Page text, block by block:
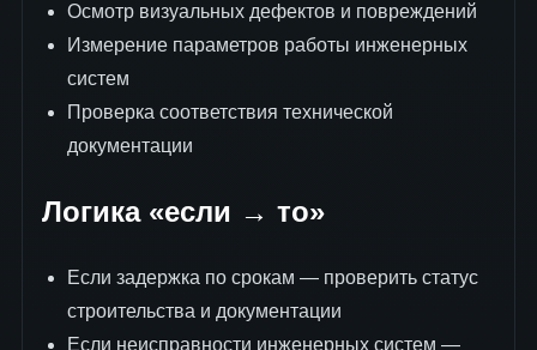
Осмотр визуальных дефектов и повреждений
Измерение параметров работы инженерных
систем
Проверка соответствия технической
документации
Логика «если → то»
Если задержка по срокам — проверить статус
строительства и документации
Если неисправности инженерных систем —